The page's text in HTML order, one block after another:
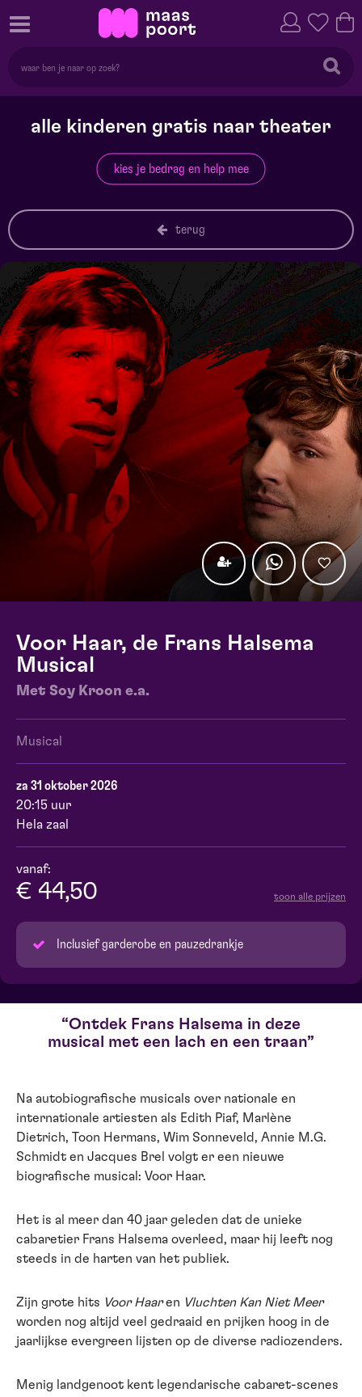
alle kinderen gratis naar theater
kies je bedrag en help mee
terug
Voor Haar, de Frans Halsema
Musical
Met Soy Kroon e.a.
Musical
za 31 oktober 2026
20:15 uur
Hela zaal
vanaf:
€ 44,50 toon alle prijzen
Inclusief garderobe en pauzedrankje
Ontdek Frans Halsema in deze
musical met een lach en een traan
Na autobiografische musicals over nationale en
internationale artiesten als Edith Piaf, Marlène
Dietrich, Toon Hermans, Wim Sonneveld, Annie M.G.
Schmidt en Jacques Brel volgt er een nieuwe
biografische musical: Voor Haar.
Het is al meer dan 40 jaar geleden dat de unieke
cabaretier Frans Halsema overleed, maar hij leeft nog
steeds in de harten van het publiek.
Zijn grote hits Voor Haaren Vluchten Kan Niet Meer
worden nog altijd veel gedraaid en prijken hoog in de
jaarlijkse evergreen lijsten op de diverse radiozenders.
Menig landgenoot kent legendarische cabaret-scenes